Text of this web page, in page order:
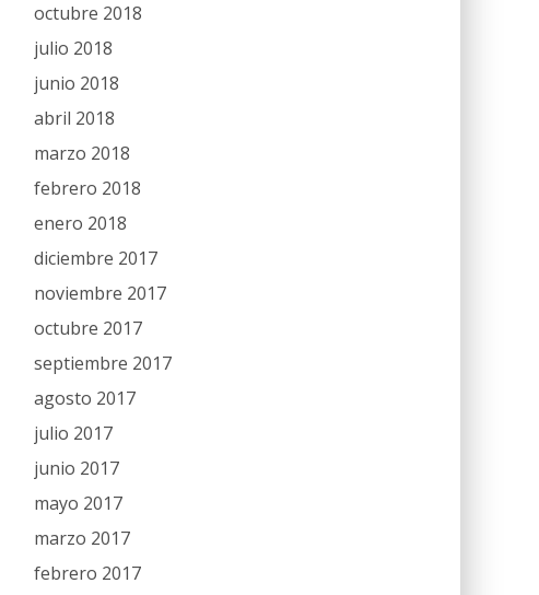
octubre 2018
julio 2018
junio 2018
abril 2018
marzo 2018
febrero 2018
enero 2018
diciembre 2017
noviembre 2017
octubre 2017
septiembre 2017
agosto 2017
julio 2017
junio 2017
mayo 2017
marzo 2017
febrero 2017